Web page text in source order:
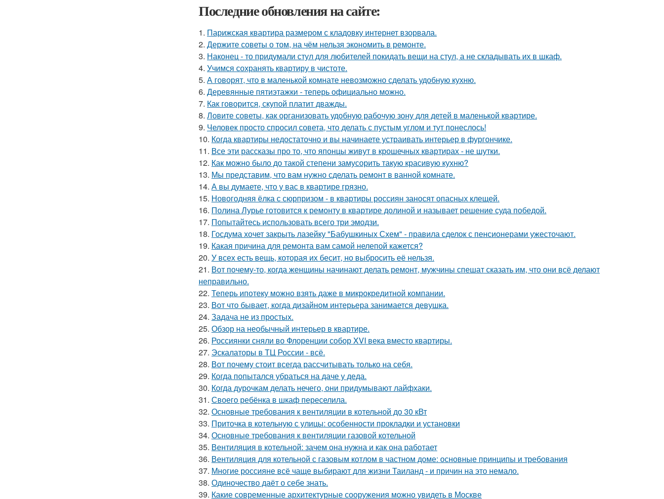
Последние обновления на сайте:
1. Парижская квартира размером с кладовку интернет взорвала.
2. Держите советы о том, на чём нельзя экономить в ремонте.
3. Наконец - то придумали стул для любителей покидать вещи на стул, а не складывать их в шкаф.
4. Учимся сохранять квартиру в чистоте.
5. А говорят, что в маленькой комнате невозможно сделать удобную кухню.
6. Деревянные пятиэтажки - теперь официально можно.
7. Как говорится, скупой платит дважды.
8. Ловите советы, как организовать удобную рабочую зону для детей в маленькой квартире.
9. Человек просто спросил совета, что делать с пустым углом и тут понеслось!
10. Когда квартиры недостаточно и вы начинаете устраивать интерьер в фургончике.
11. Все эти рассказы про то, что японцы живут в крошечных квартирах - не шутки.
12. Как можно было до такой степени замусорить такую красивую кухню?
13. Мы представим, что вам нужно сделать ремонт в ванной комнате.
14. А вы думаете, что у вас в квартире грязно.
15. Новогодняя ёлка с сюрпризом - в квартиры россиян заносят опасных клещей.
16. Полина Лурье готовится к ремонту в квартире долиной и называет решение суда победой.
17. Попытайтесь использовать всего три эмодзи.
18. Госдума хочет закрыть лазейку "Бабушкиных Схем" - правила сделок с пенсионерами ужесточают.
19. Какая причина для ремонта вам самой нелепой кажется?
20. У всех есть вещь, которая их бесит, но выбросить её нельзя.
21. Вот почему-то, когда женщины начинают делать ремонт, мужчины спешат сказать им, что они всё делают
неправильно.
22. Теперь ипотеку можно взять даже в микрокредитной компании.
23. Вот что бывает, когда дизайном интерьера занимается девушка.
24. Задача не из простых.
25. Обзор на необычный интерьер в квартире.
26. Россиянки сняли во Флоренции собор XVI века вместо квартиры.
27. Эскалаторы в ТЦ России - всё.
28. Вот почему стоит всегда рассчитывать только на себя.
29. Когда попытался убраться на даче у деда.
30. Когда дурочкам делать нечего, они придумывают лайфхаки.
31. Своего ребёнка в шкаф переселила.
32. Основные требования к вентиляции в котельной до 30 кВт
33. Приточка в котельную с улицы: особенности прокладки и установки
34. Основные требования к вентиляции газовой котельной
35. Вентиляция в котельной: зачем она нужна и как она работает
36. Вентиляция для котельной с газовым котлом в частном доме: основные принципы и требования
37. Многие россияне всё чаще выбирают для жизни Таиланд - и причин на это немало.
38. Одиночество даёт о себе знать.
39. Какие современные архитектурные сооружения можно увидеть в Москве